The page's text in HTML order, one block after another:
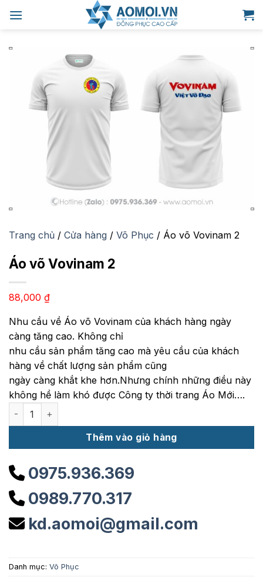
qua
dung
Trang chủ / Cửa hàng / Võ Phục / Áo võ Vovinam 2
Áo võ Vovinam 2
88,000 ₫
Nhu cầu về Áo võ Vovinam của khách hàng ngày
càng tăng cao. Không chỉ
nhu cầu sản phẩm tăng cao mà yêu cầu của khách
hàng về chất lượng sản phẩm cũng
ngày càng khắt khe hơn.Nhưng chính những điều này
không hề làm khó được Công ty thời trang Áo Mới….
Áo võ Vovinam 2 số lượng
Thêm vào giỏ hàng
0975.936.369
0989.770.317
kd.aomoi@gmail.com
Danh mục: Võ Phục